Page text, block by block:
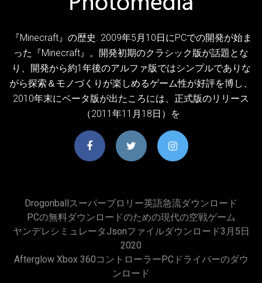
『Minecraft』の歴史. 2009年5月10日にPCでの開発が始ま
った『Minecraft』。開発初期のクラシック版が話題とな
り、開発から約1年後のアルファ版ではシンプルでありな
がら探索＆モノづくりが楽しめるゲーム性が好評を博し、
2010年末にベータ版が出たころには、正式版のリリース
（2011年11月18日）を
Drogonballスーパーブロリー英語急流ダウンロード
PCの無料ダウンロードのための現代の空戦ゲーム
ヤンデレシミュレータjsonファイルダウンロード3月5日
2020
Afterglow Xbox 360コントローラーPCドライバーのダウ
ンロード